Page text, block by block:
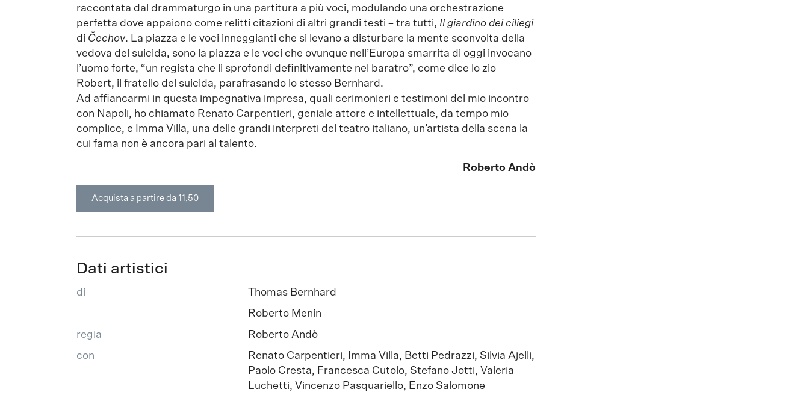
raccontata dal drammaturgo in una partitura a più voci, modulando una orchestrazione
perfetta dove appaiono come relitti citazioni di altri grandi testi – tra tutti, Il giardino dei ciliegi
di Čechov. La piazza e le voci inneggianti che si levano a disturbare la mente sconvolta della
vedova del suicida, sono la piazza e le voci che ovunque nell’Europa smarrita di oggi invocano
l’uomo forte, “un regista che li sprofondi definitivamente nel baratro”, come dice lo zio
Robert, il fratello del suicida, parafrasando lo stesso Bernhard.
Ad affiancarmi in questa impegnativa impresa, quali cerimonieri e testimoni del mio incontro
con Napoli, ho chiamato Renato Carpentieri, geniale attore e intellettuale, da tempo mio
complice, e Imma Villa, una delle grandi interpreti del teatro italiano, un’artista della scena la
cui fama non è ancora pari al talento.
Roberto Andò
Acquista a partire da 11,50
Dati artistici
di
Thomas Bernhard
Roberto Menin
regia
Roberto Andò
con
Renato Carpentieri, Imma Villa, Betti Pedrazzi, Silvia Ajelli,
Paolo Cresta, Francesca Cutolo, Stefano Jotti, Valeria
Luchetti, Vincenzo Pasquariello, Enzo Salomone